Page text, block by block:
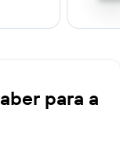
para a